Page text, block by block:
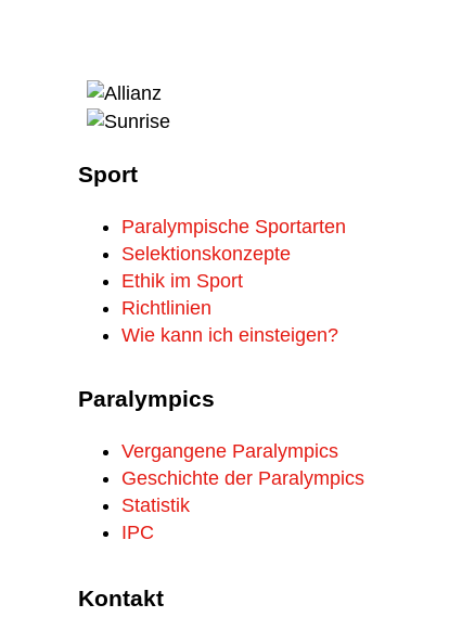
Sport
Paralympische Sportarten
Selektionskonzepte
Ethik im Sport
Richtlinien
Wie kann ich einsteigen?
Paralympics
Vergangene Paralympics
Geschichte der Paralympics
Statistik
IPC
Kontakt